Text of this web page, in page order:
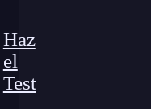
Haz
el
Test